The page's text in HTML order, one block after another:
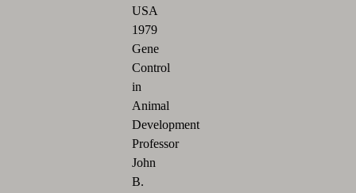
USA
1979
Gene
Control
in
Animal
Development
Professor
John
B.